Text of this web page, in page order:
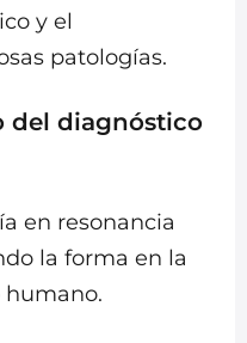
y el
patologías.
del diagnóstico
en resonancia
la forma en la
humano.